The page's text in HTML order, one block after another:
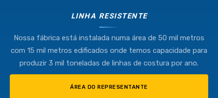
(11) 4634-8500
LINHA RESISTENTE
Nossa fábrica está instalada numa área de 50 mil metros
com 15 mil metros edificados onde temos capacidade para
produzir 3 mil toneladas de linhas de costura por ano.
ÁREA DO REPRESENTANTE